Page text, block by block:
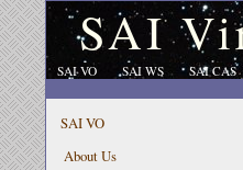
SAI
SAI VO SAI WS SAI CAS
SAI VO
About Us